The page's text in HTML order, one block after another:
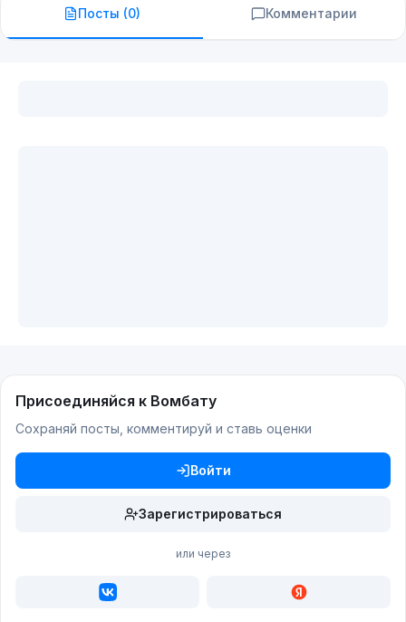
Посты (0) Комментарии
Присоединяйся к Вомбату
Сохраняй посты, комментируй и ставь оценки
Войти
Зарегистрироваться
или через